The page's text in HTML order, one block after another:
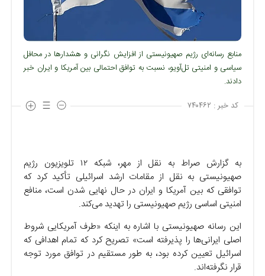
منابع رسانه‌ای رژیم صهیونیستی از افزایش نگرانی و هشدارها در محافل
سیاسی و امنیتی تل‌آویو، نسبت به توافق احتمالی بین آمریکا و ایران خبر
دادند.
کد خبر : ۷۴۰۴۶۲
به گزارش صراط به نقل از مهر، شبکه ۱۲ تلویزیون رژیم
صهیونیستی به نقل از مقامات ارشد اسرائیلی تأکید کرد که
توافقی که بین آمریکا و ایران در حال نهایی شدن است، منافع
امنیتی اساسی رژیم صهیونیستی را تهدید می‌کند.
این رسانه صهیونیستی با اشاره به اینکه «طرف آمریکایی شروط
اصلی ایرانی‌ها را پذیرفته است» تصریح کرد که تمام اهدافی که
اسرائیل تعیین کرده بود، به طور مستقیم در توافق مورد توجه
قرار نگرفته‌اند.